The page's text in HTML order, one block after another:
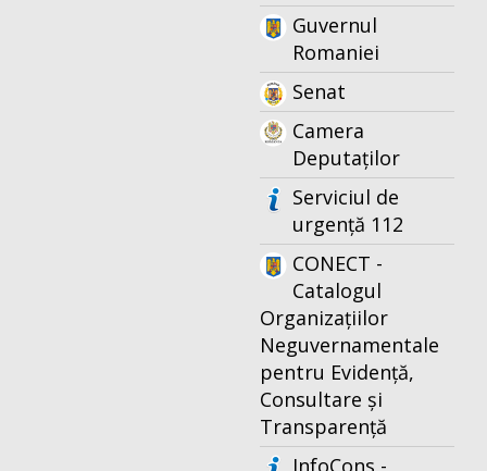
Guvernul
Romaniei
Senat
Camera
Deputaților
Serviciul de
urgență 112
CONECT -
Catalogul
Organizațiilor
Neguvernamentale
pentru Evidență,
Consultare și
Transparență
InfoCons -